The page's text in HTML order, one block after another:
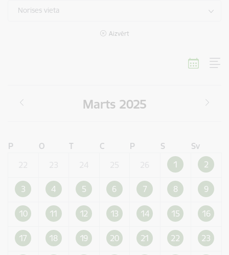
Norises vieta
Aizvērt
Marts 2025
P O T C P S
Sv
1 2
3 4 5 6 7 8 9
10 11 12 13 14 15 16
17 18 19 20 21 22 23